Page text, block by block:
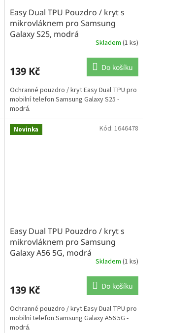
Easy Dual TPU Pouzdro / kryt s
mikrovláknem pro Samsung
Galaxy S25, modrá
Skladem (1 ks)
139 Kč Do košíku
Ochranné pouzdro / kryt Easy Dual TPU pro
mobilní telefon Samsung Galaxy S25 -
modrá.
Novinka
Easy Dual TPU Pouzdro / kryt s
mikrovláknem pro Samsung
Galaxy A56 5G, modrá
Skladem (1 ks)
139 Kč Do košíku
Ochranné pouzdro / kryt Easy Dual TPU pro
mobilní telefon Samsung Galaxy A56 5G -
modrá.
Kód: 1646478